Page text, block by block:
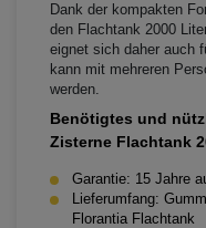
Dank der kompakten
den Flachtank 2000
eignet sich daher auch
kann mit mehreren
werden.
Benötigtes und
Zisterne Flachtank
Garantie: 15 Jahre
Lieferumfang:
Florantia Flachtank